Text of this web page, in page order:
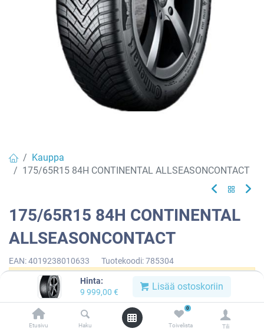
Hinta:
9 999,00 € Lisää ostoskoriin
Etusivu Haku
0
Toivelista Tili
Kauppa
175/65R15 84H CONTINENTAL ALLSEASONCONTACT
175/65R15 84H CONTINENTAL
ALLSEASONCONTACT
EAN:4019238010633 Tuotekoodi:785304
Tällä tuotteella ei ole kelvollista yhdistelmää.
CONTINENTAL